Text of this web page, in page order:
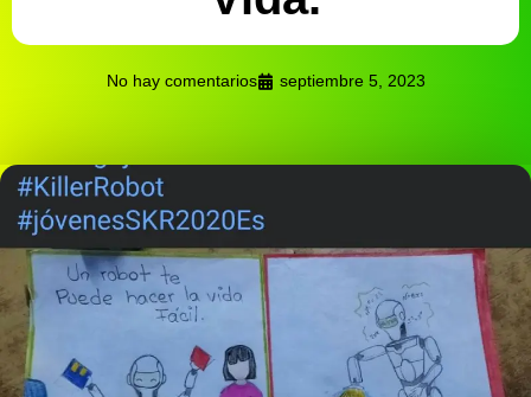
No hay comentarios septiembre 5, 2023